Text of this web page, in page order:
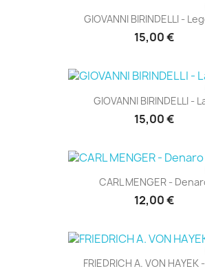
GIOVANNI BIRINDELLI -
15,00 €
GIOVANNI BIRINDELLI -
15,00 €
CARL MENGER -
12,00 €
FRIEDRICH A. VON HAYEK